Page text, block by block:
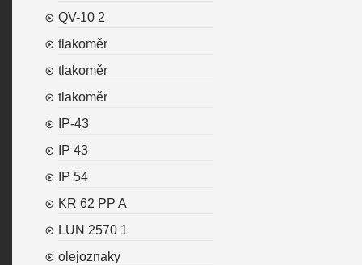
QV-10 2
tlakoměr
tlakoměr
tlakoměr
IP-43
IP 43
IP 54
KR 62 PP A
LUN 2570 1
olejoznaky